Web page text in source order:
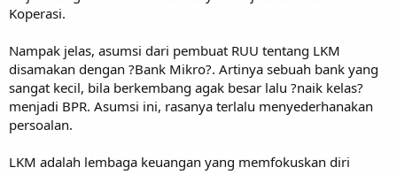
Koperasi.
Nampak jelas, asumsi dari pembuat RUU tentang LKM
disamakan dengan ?Bank Mikro?. Artinya sebuah bank yang
sangat kecil, bila berkembang agak besar lalu ?naik kelas?
menjadi BPR. Asumsi ini, rasanya terlalu menyederhanakan
persoalan.
LKM adalah lembaga keuangan yang memfokuskan diri